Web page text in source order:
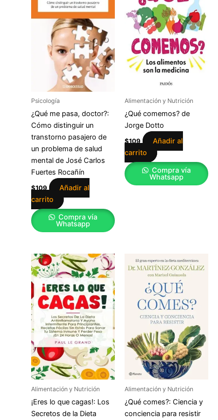
Psicología
¿Qué me pasa, doctor?:
Cómo distinguir un
transtorno pasajero de
un problema de salud
mental de José Carlos
Fuertes Rocañín
$109
Añadir al
carrito
Compra vía
Whatsapp
Alimentación y Nutrición
¿Qué comemos? de
Jorge Dotto
$109
Añadir al
carrito
Compra vía
Whatsapp
Alimentación y Nutrición
¡Eres lo que cagas!: Los
Secretos de la Dieta
Alimentación y Nutrición
¿Qué comes?: Ciencia y
conciencia para resistir